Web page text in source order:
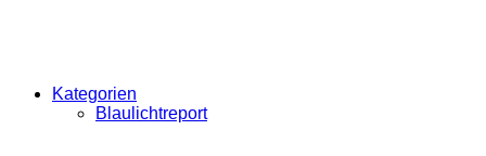
Kategorien
Blaulichtreport